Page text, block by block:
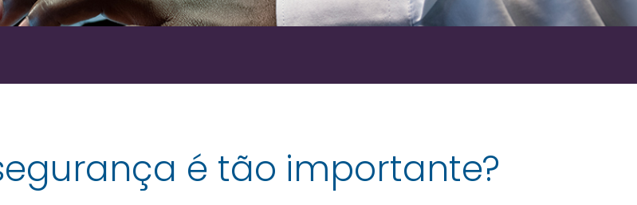
é tão importante?